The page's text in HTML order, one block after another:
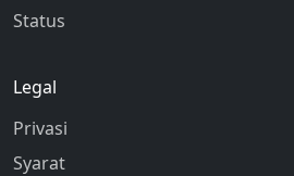
Status
Legal
Privasi
Syarat